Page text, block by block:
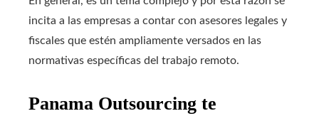
incita a las empresas a contar con asesores legales y
fiscales que estén ampliamente versados en las
normativas específicas del trabajo remoto.
Panama Outsourcing te